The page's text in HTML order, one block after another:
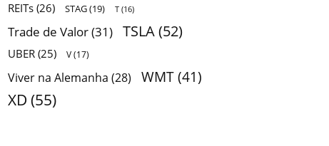
REITs (26) STAG(19) T (16)
Trade de Valor(31) TSLA(52)
UBER (25) V(17)
Viver na Alemanha (28) WMT (41)
XD (55)